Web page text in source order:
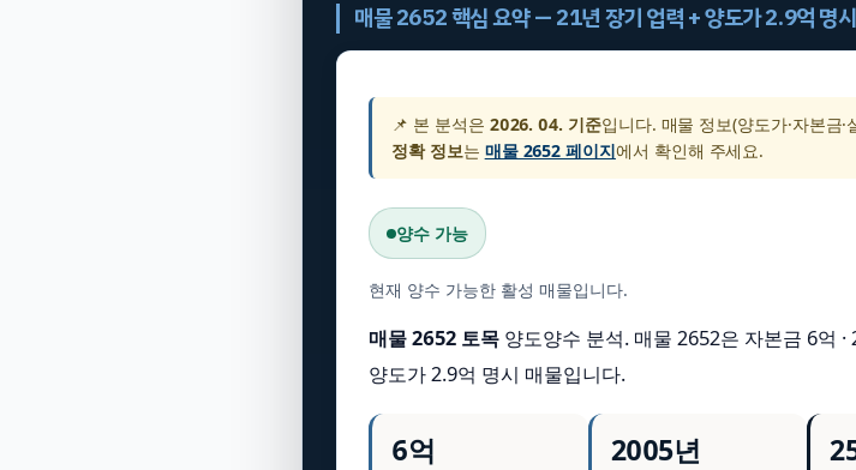
매물 2652 핵심 요약 — 21년 장기 업력 + 양도가 2.9억 명시
📌 본 분석은 2026. 04. 기준입니다. 매물 정보(양도가·자본금
정확 정보는 매물 2652 페이지에서 확인해 주세요.
양수 가능
현재 양수 가능한 활성 매물입니다.
매물 2652 토목양도양수 분석. 매물 2652은 자본금 6억
양도가 2.9억 명시 매물입니다.
6억 2005년